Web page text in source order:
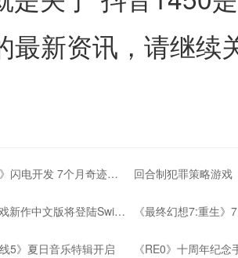
最新资讯，请继续
《伊苏vs空之轨迹》闪电开发 7个月奇迹诞生
《Love Live! 》游戏新作中文版将登陆Switch
5》夏日音乐特辑开启